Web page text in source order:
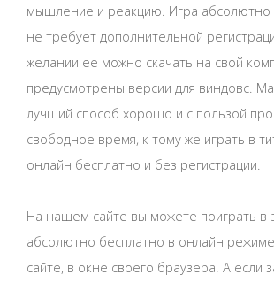
мышление и реакцию. Игра абсолютно
не требует дополнительной
желании ее можно скачать на свой
предусмотрены версии для виндовс.
лучший способ хорошо и с пользой
свободное время, к тому же играть в
онлайн бесплатно и без регистрации.
На нашем сайте вы можете поиграть в
абсолютно бесплатно в онлайн
сайте, в окне своего браузера. А если